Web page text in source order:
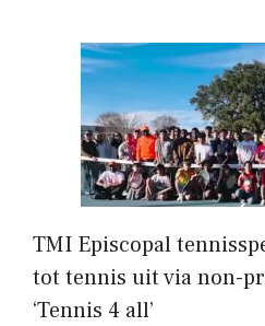
TMI Episcopal
tot tennis uit via non-
‘Tennis 4 all’